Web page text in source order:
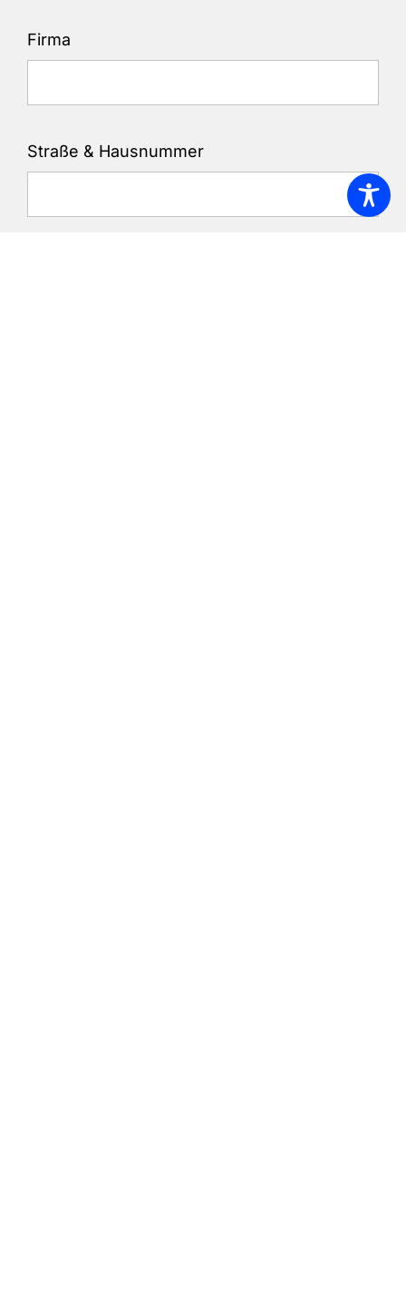
Firma
Straße & Hausnummer